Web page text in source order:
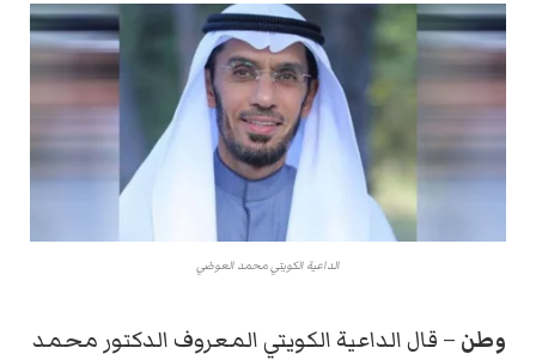
الداعية الكويتي محمد العوضي
وطن – قال الداعية الكويتي المعروف الدكتور محمد